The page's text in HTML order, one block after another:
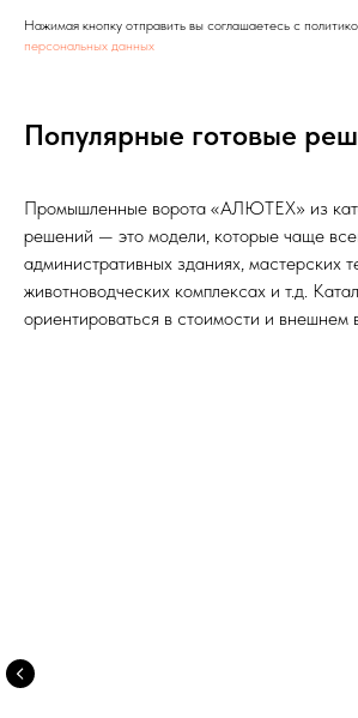
Нажимая кнопку отправить вы соглашаетесь с
персональных данных
Популярные готовые
Промышленные ворота «АЛЮТЕХ» из
решений — это модели, которые чаще
административных зданиях, мастерских
животноводческих комплексах и т.д.
ориентироваться в стоимости и внешнем